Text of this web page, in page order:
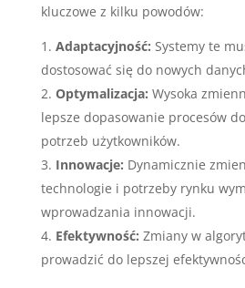
kluczowe z kilku powodów:
Adaptacyjność: Systemy te
dostosować się do nowych
Optymalizacja: Wysoka
lepsze dopasowanie procesów
potrzeb użytkowników.
Innowacje: Dynamicznie
technologie i potrzeby rynku
wprowadzania innowacji.
Efektywność: Zmiany w
prowadzić do lepszej